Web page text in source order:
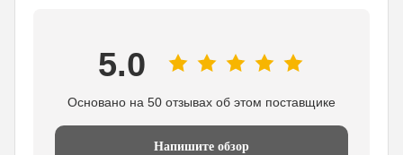
5.0
Основано на 50 отзывах об этом поставщике
Напишите обзор